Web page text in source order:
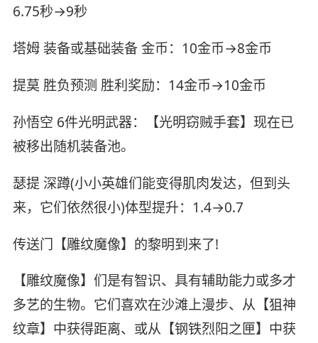
6.75秒→9秒
塔姆 装备或基础装备 金币：10金币→8金币
提莫 胜负预测 胜利奖励：14金币→10金币
孙悟空 6件光明武器：【光明窃贼手套】现在已
被移出随机装备池。
瑟提 深蹲(小小英雄们能变得肌肉发达，但到头
来，它们依然很小)体型提升：1.4→0.7
传送门【雕纹魔像】的黎明到来了!
【雕纹魔像】们是有智识、具有辅助能力或多才
多艺的生物。它们喜欢在沙滩上漫步、从【狙神
纹章】中获得距离、或从【钢铁烈阳之匣】中获